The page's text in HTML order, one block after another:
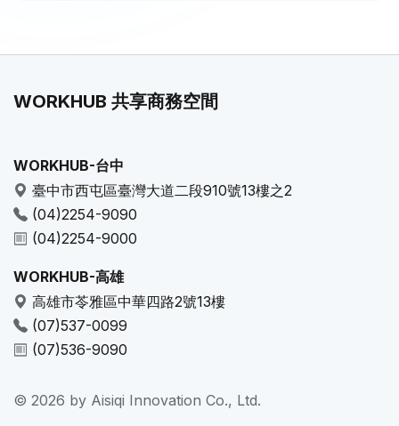
WORKHUB 共享商務空間
WORKHUB-台中
臺中市西屯區臺灣大道二段910號13樓之2
(04)2254-9090
(04)2254-9000
WORKHUB-高雄
高雄市苓雅區中華四路2號13樓
(07)537-0099
(07)536-9090
© 2026 by Aisiqi Innovation Co., Ltd.